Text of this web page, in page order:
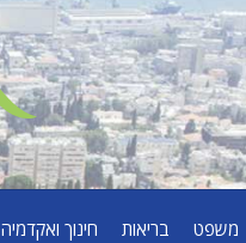
משפט בריאות חינוך ואקדמיה